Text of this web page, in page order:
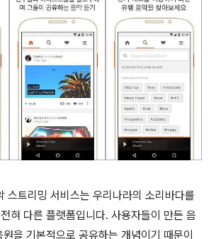
스트리밍 서비스는 우리나라의 소리바다를
혀 다른 플랫폼입니다. 사용자들이 만든 음
을 기본적으로 공유하는 개념이기 때문이